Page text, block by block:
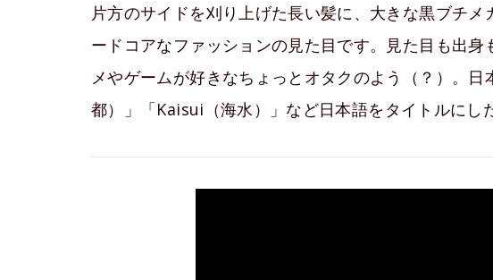
片方のサイドを刈り上げた長い髪に、大きな黒ブチ
ードコアなファッションの見た目です。見た目も出
メやゲームが好きなちょっとオタクのよう（？）。
都）」「Kaisui（海水）」など日本語をタイトルにし